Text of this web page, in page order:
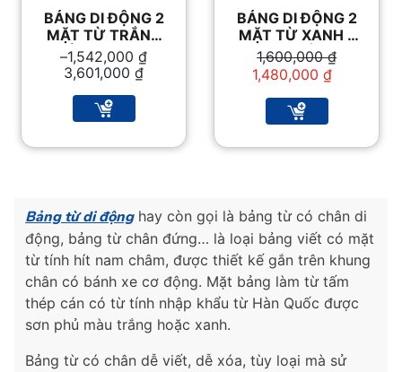
BẢNG DI ĐỘNG 2
MẶT TỪ TRẮNG
CHẤT LƯỢNG TẠI
VPP BA NHẤT
1,542,000₫
–
3,601,000₫
Khoảng
giá:
1,542,000 ₫
đến
BẢNG DI ĐỘNG 2
MẶT TỪ XANH –
VĂN PHÒNG
PHẨM BA NHẤT
1,600,000₫
Giá
gốc
1,600,000 ₫.
1,480,000₫
Giá
hiện
là:
1,480,000 ₫.
Bảng từ di độnghay còn gọi là bảng từ có chân di
động, bảng từ chân đứng… là loại bảng viết có mặt
từ tính hít nam châm, được thiết kế gắn trên khung
chân có bánh xe cơ động. Mặt bảng làm từ tấm
thép cán có từ tính nhập khẩu từ Hàn Quốc được
sơn phủ màu trắng hoặc xanh.
Bảng từ có chân dễ viết, dễ xóa, tùy loại mà sử